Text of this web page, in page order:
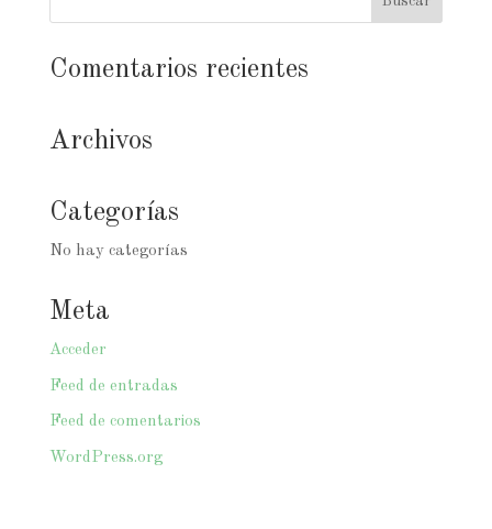
Comentarios recientes
Archivos
Categorías
No hay categorías
Meta
Acceder
Feed de entradas
Feed de comentarios
WordPress.org